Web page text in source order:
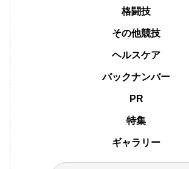
格闘技
その他競技
ヘルスケア
バックナンバー
PR
特集
ギャラリー